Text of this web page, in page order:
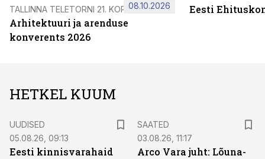
TALLINNA TELETORNI 21. KORRUSEL
Arhitektuuri ja arenduse
konverents 2026
08.10.2026 Eesti
HETKEL KUUM
UUDISED
05.08.26, 09:13
Eesti kinnisvarahaid
SAATED
03.08.26, 11:17
Arco Vara juht: Lõuna-